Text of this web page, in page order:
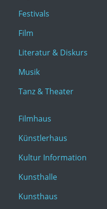
Festivals
Film
Literatur & Diskurs
Musik
Tanz & Theater
Filmhaus
Künstlerhaus
Kultur Information
Kunsthalle
Kunsthaus